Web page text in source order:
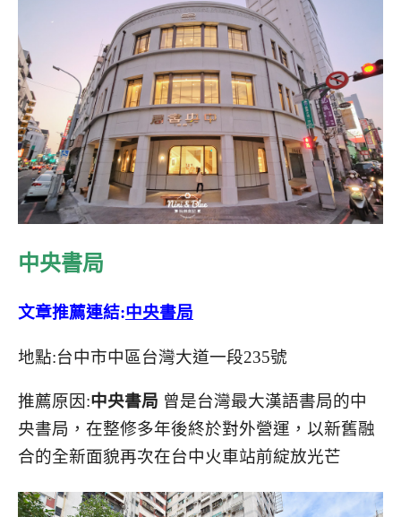
中央書局
文章推薦連結:中央書局
地點:台中市中區台灣大道一段235號
推薦原因:中央書局 曾是台灣最大漢語書局的中
央書局，在整修多年後終於對外營運，以新舊融
合的全新面貌再次在台中火車站前綻放光芒